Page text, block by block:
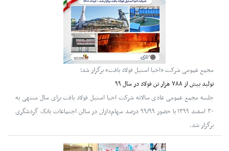
مجمع عمومی شرکت «احیا استیل فولاد بافت» برگزار شد؛
تولید بیش از ۷۸۸ هزار تن فولاد در سال ۹۹
جلسه مجمع عمومی عادی سالانه شرکت احیا استیل فولاد بافت برای سال منتهی به
۳۰ اسفند ۱۳۹۹ با حضور ۹۹/۹۹ درصد سهام‌داران در سالن اجتماعات بانک گردشگری
برگزار شد.